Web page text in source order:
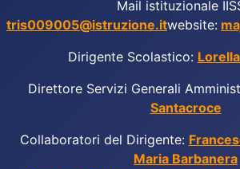
Mail istituzionale
tris009005@istruzione.itwebsite:
Dirigente Scolastico:
Direttore Servizi Generali
Santacroce
Collaboratori del Dirigente:
Maria Barbanera